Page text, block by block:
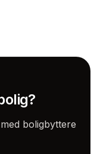
boligbyttere